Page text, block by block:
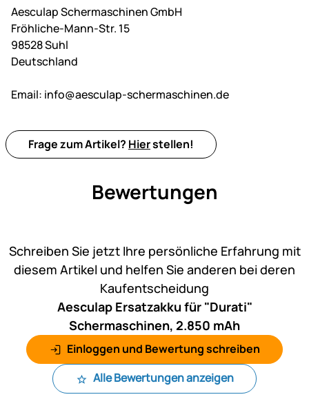
Aesculap Schermaschinen GmbH
Fröhliche-Mann-Str. 15
98528 Suhl
Deutschland
Email: info@aesculap-schermaschinen.de
Frage zum Artikel? Hierstellen!
Bewertungen
Schreiben Sie jetzt Ihre persönliche Erfahrung mit
diesem Artikel und helfen Sie anderen bei deren
Kaufentscheidung
Aesculap Ersatzakku für "Durati"
Schermaschinen, 2.850 mAh
Einloggen und Bewertung schreiben
Alle Bewertungen anzeigen